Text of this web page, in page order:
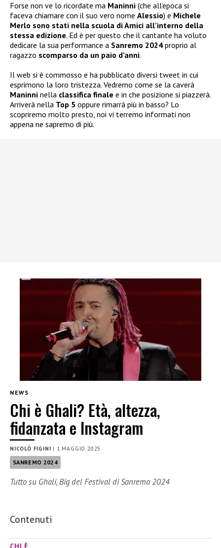
Forse non ve lo ricordate ma Maninni (che all’epoca si
faceva chiamare con il suo vero nome Alessio) e Michele
Merlo sono stati nella scuola di Amici all’interno della
stessa edizione. Ed è per questo che il cantante ha voluto
dedicare la sua performance a Sanremo 2024proprio al
ragazzo scomparso da un paio d’anni.
Il web si è commosso e ha pubblicato diversi tweet in cui
esprimono la loro tristezza. Vedremo come se la caverà
Maninni nella classifica finale e in che posizione si piazzerà.
Arriverà nella Top 5 oppure rimarrà più in basso? Lo
scopriremo molto presto, noi vi terremo informati non
appena ne sapremo di più.
NEWS
Chi è Ghali? Età, altezza,
fidanzata e Instagram
NICOLÒ FIGINI | 1 MAGGIO 2025
SANREMO 2024
Tutto su Ghali, Big del Festival di Sanremo 2024
Contenuti